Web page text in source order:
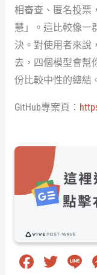
相審查、匿名投票
慧」。這比較像一
決。對使用者來說
去，四個模型會幫
份比較中性的總結
GitHub專案頁：
Fa
T
Li